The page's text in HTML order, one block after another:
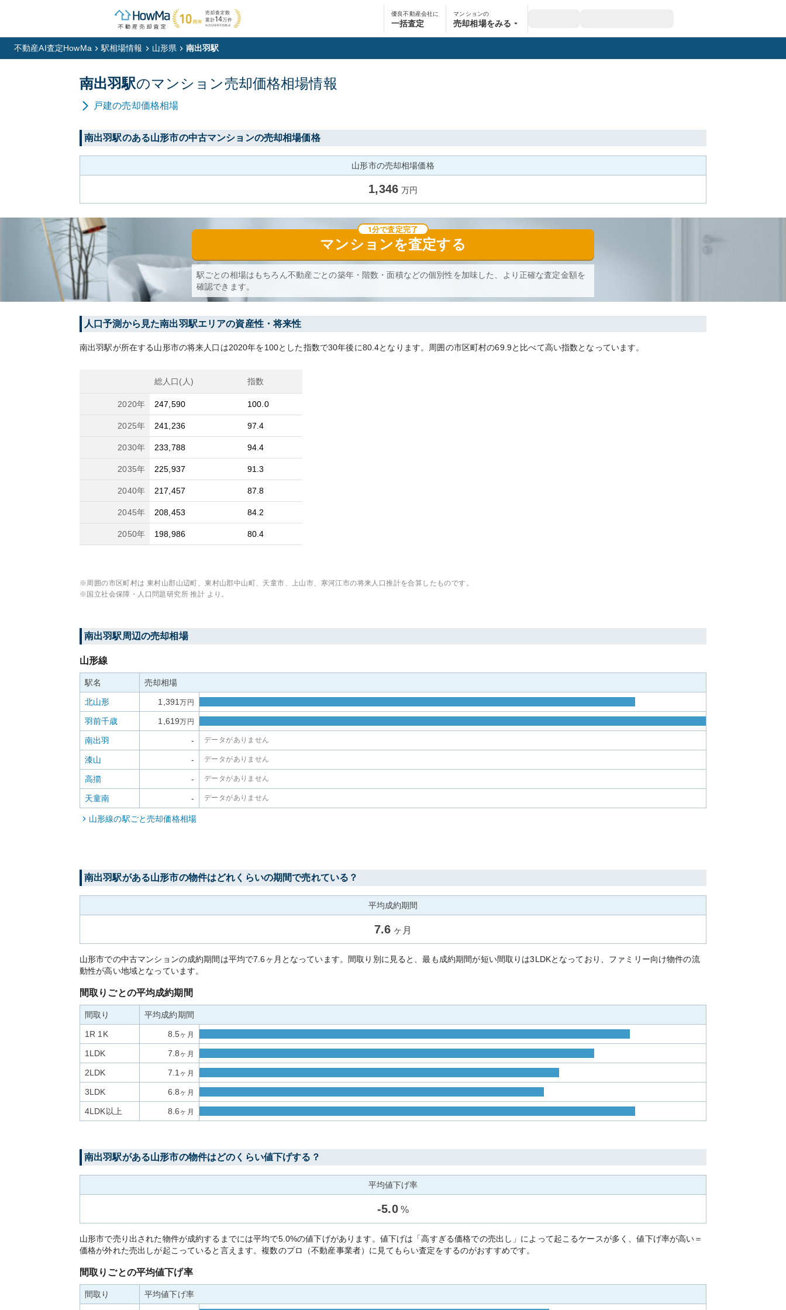
優良不動産会社に
一括査定
マンションの
売却相場をみる
不動産AI査定HowMa 駅相場情報 山形県 南出羽駅
南出羽駅のマンション売却価格相場情報
戸建の売却価格相場
南出羽駅のある山形市の中古マンションの売却相場価格
山形市の売却相場価格
1,346 万円
マンションを査定する
1分で査定完了
駅ごとの相場はもちろん不動産ごとの築年・階数・面積などの個別性を加味した、より正確な査定金額を
確認できます。
人口予測から見た南出羽駅エリアの資産性・将来性
南出羽駅が所在する山形市の将来人口は2020年を100とした指数で30年後に80.4となります。 周囲の市区町村の69.9と比べて高い指数となっています。
総人口(人) 指数
2020年 247,590 100.0
2025年 241,236 97.4
2030年 233,788 94.4
2035年 225,937 91.3
2040年 217,457 87.8
2045年 208,453 84.2
2050年 198,986 80.4
※周囲の市区町村は 東村山郡山辺町、東村山郡中山町、天童市、上山市、寒河江市の将来人口推計を合算したものです。
※国立社会保障・人口問題研究所 推計 より。
南出羽駅周辺の売却相場
山形線
駅名 売却相場
北山形 1,391万円
羽前千歳 1,619万円
南出羽 - データがありません
漆山 - データがありません
高擶 - データがありません
天童南 - データがありません
山形線の駅ごと売却価格相場
南出羽駅がある山形市の物件はどれくらいの期間で売れている？
平均成約期間
7.6 ヶ月
山形市での中古マンションの成約期間は平均で7.6ヶ月となっています。間取り別に見ると、最も成約期間が短い間取りは3LDKとなっており、ファミリー向け物件の流
動性が高い地域となっています。
間取りごとの平均成約期間
間取り 平均成約期間
1R 1K 8.5ヶ月
1LDK 7.8ヶ月
2LDK 7.1 ヶ月
3LDK 6.8ヶ月
4LDK以上 8.6ヶ月
南出羽駅がある山形市の物件はどのくらい値下げする？
平均値下げ率
-5.0 %
山形市で売り出された物件が成約するまでには平均で5.0%の値下げがあります。値下げは「高すぎる価格での売出し」によって起こるケースが多く、値下げ率が高い＝
価格が外れた売出しが起こっていると言えます。複数のプロ（不動産事業者）に見てもらい査定をするのがおすすめです。
間取りごとの平均値下げ率
間取り 平均値下げ率